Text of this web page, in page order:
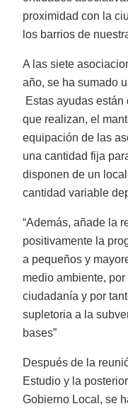
proximidad con la
los barrios de
A las siete
año, se ha sumado
Estas ayudas
que realizan, el
equipación de las
una cantidad fija
disponen de un
cantidad variable
“Además, añade la
positivamente la
a pequeños y
medio ambiente,
ciudadanía y por
supletoria a la
bases”
Después de la
Estudio y la
Gobierno Local, se